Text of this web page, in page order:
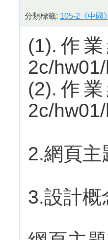
分類標籤: 105-2《中國
(1).作業
2c/
(2).作業
2c/
2.網頁主
3.設計概